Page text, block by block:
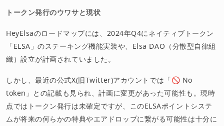
トークン発行のウワサと現状
HeyElsaのロードマップには、2024年Q4にネイティブトークン
「ELSA」のステーキング機能実装や、Elsa DAO（分散型自律組
織）設立が計画されていました。
しかし、最近の公式X(旧Twitter)アカウントでは「🚫 No
token」との記載も見られ、計画に変更があった可能性も。現時
点ではトークン発行は未確定ですが、このELSAポイントシステ
ムが将来の何らかの特典やエアドロップに繋がる可能性は十分に